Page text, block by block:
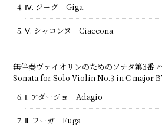
Ⅳ. ジーグ Giga
Ⅴ. シャコンヌ Ciaccona
無伴奏ヴァイオリンのためのソナタ第3番
Sonata for Solo Violin No.3 in C major
Ⅰ. アダージョ Adagio
Ⅱ. フーガ Fuga